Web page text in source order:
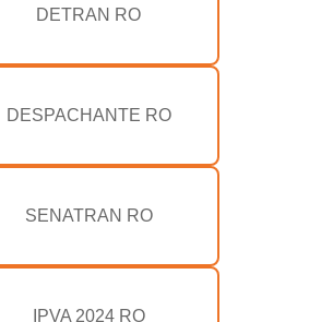
DETRAN RO
DESPACHANTE RO
SENATRAN RO
IPVA 2024 RO